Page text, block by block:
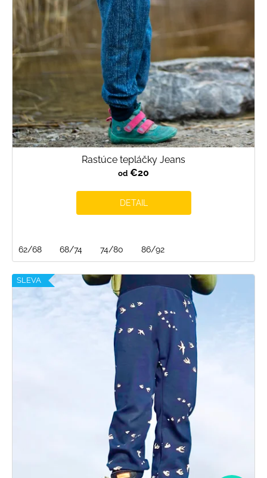
Rastúce tepláčky Jeans
od €20
DETAIL
62/68 68/74 74/80 86/92
SLEVA